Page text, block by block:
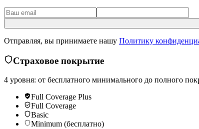
Отправляя, вы принимаете нашу Политику
Страховое покрытие
4 уровня: от бесплатного минимального до полного
Full Coverage Plus
Full Coverage
Basic
Minimum (бесплатно)